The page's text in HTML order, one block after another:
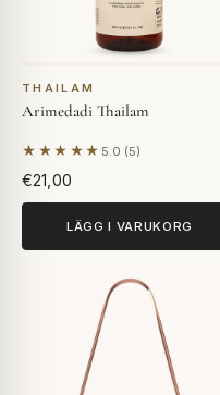
THAILAM
Arimedadi Thailam
★★★★★ 5.0 (5)
Baserat på 5 recensioner
€21,00
LÄGG I VARUKORG